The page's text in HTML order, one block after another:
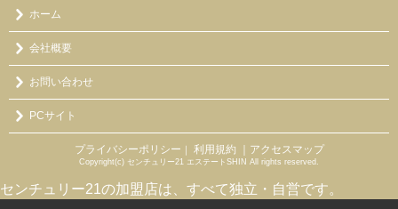
ホーム
会社概要
お問い合わせ
PCサイト
プライバシーポリシー ｜ 利用規約 ｜アクセスマップ
Copyright(c) センチュリー21 エステートSHIN All rights reserved.
センチュリー21の加盟店は、すべて独立・自営です。